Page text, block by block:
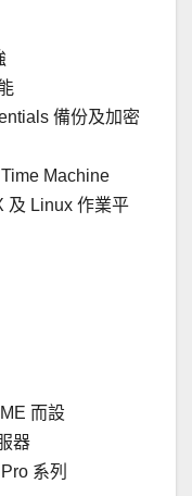
備份及加密
Machine
及 Linux 作業平
而設
器
系列